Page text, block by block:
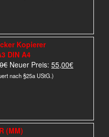
Kopierer
DIN A4
€ Ursprünglicher
Preis
Neuer Preis: 55,00€Aktueller
nach §25a UStG.)
(MM)